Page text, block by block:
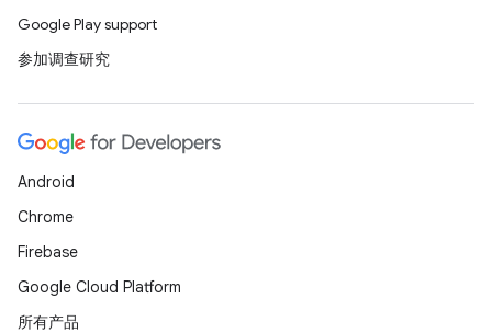
Google Play support
参加调查研究
Android
Chrome
Firebase
Google Cloud Platform
所有产品